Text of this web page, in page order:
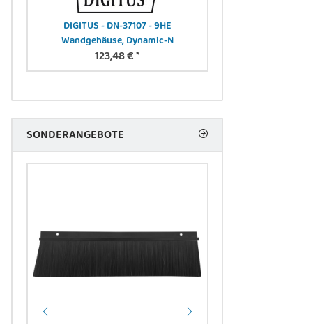
DIGITUS - DN-37107 - 9HE
Wandgehäuse, Dynamic-N
123,48 €*
SONDERANGEBOTE